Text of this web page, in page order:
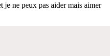
je ne peux pas aider mais aimer